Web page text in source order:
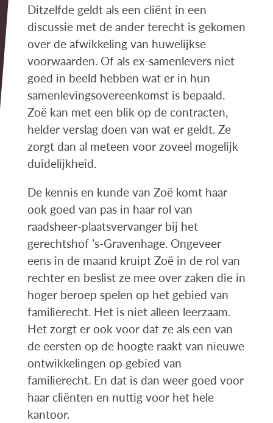
Ditzelfde geldt als een cliënt in een
discussie met de ander terecht is gekomen
over de afwikkeling van huwelijkse
voorwaarden. Of als ex-samenlevers niet
goed in beeld hebben wat er in hun
samenlevingsovereenkomst is bepaald.
Zoë kan met een blik op de contracten,
helder verslag doen van wat er geldt. Ze
zorgt dan al meteen voor zoveel mogelijk
duidelijkheid.
De kennis en kunde van Zoë komt haar
ook goed van pas in haar rol van
raadsheer-plaatsvervanger bij het
gerechtshof ’s-Gravenhage. Ongeveer
eens in de maand kruipt Zoë in de rol van
rechter en beslist ze mee over zaken die in
hoger beroep spelen op het gebied van
familierecht. Het is niet alleen leerzaam.
Het zorgt er ook voor dat ze als een van
de eersten op de hoogte raakt van nieuwe
ontwikkelingen op gebied van
familierecht. En dat is dan weer goed voor
haar cliënten en nuttig voor het hele
kantoor.